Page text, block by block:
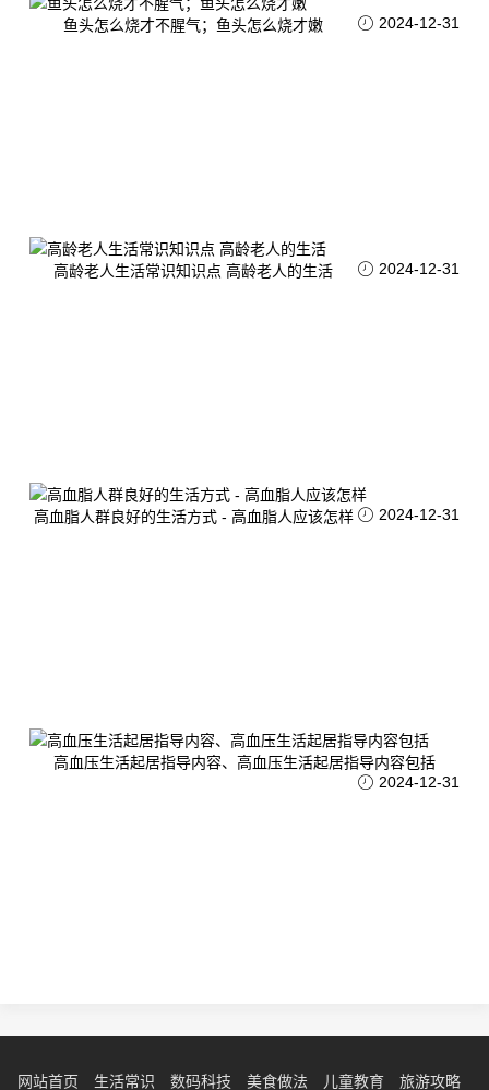
鱼头怎么烧才不腥气；鱼头怎么烧才嫩 2024-12-31
高龄老人生活常识知识点 高龄老人的生活 2024-12-31
高血脂人群良好的生活方式 - 高血脂人应该怎样 2024-12-31
高血压生活起居指导内容、高血压生活起居指导内容包括
2024-12-31
网站首页 生活常识 数码科技 美食做法 儿童教育 旅游攻略